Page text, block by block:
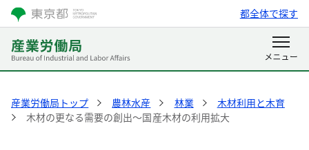
都全体で探す
産業労働局トップ 農林水産 林業
木材利用と木育
木材の更なる需要の創出～国産木材の利用拡大